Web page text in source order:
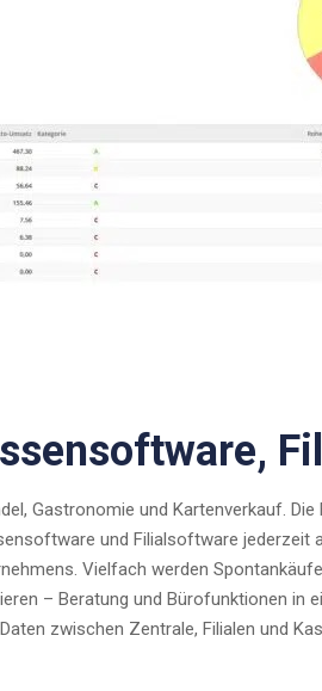
Gastronomie und Kartenverkauf.
und Filialsoftware
Vielfach werden
– Beratung und Bürofunktionen in
zwischen Zentrale, Filialen und